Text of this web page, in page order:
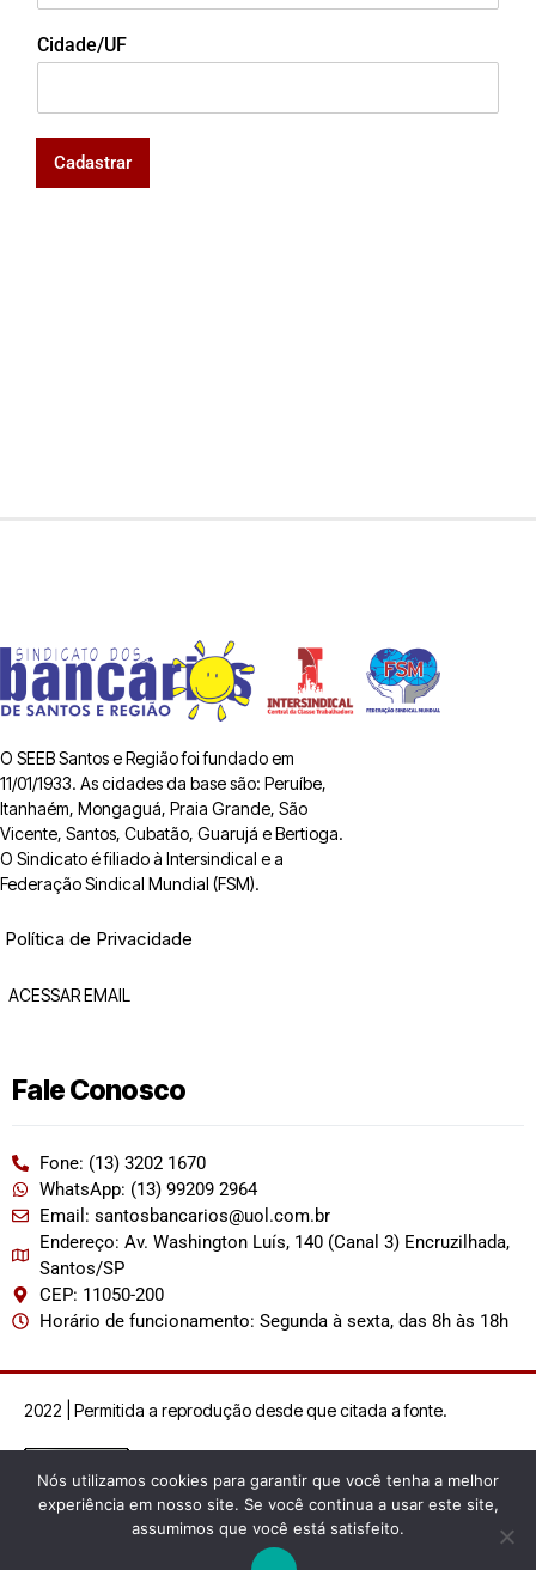
Cidade/UF
Cadastrar
O SEEB Santos e Região foi fundado em
11/01/1933. As cidades da base são: Peruíbe,
Itanhaém, Mongaguá, Praia Grande, São
Vicente, Santos, Cubatão, Guarujá e Bertioga.
O Sindicato é filiado à Intersindical e a
Federação Sindical Mundial (FSM).
Política de Privacidade
ACESSAR EMAIL
Fale Conosco
Fone: (13) 3202 1670
WhatsApp: (13) 99209 2964
Email: santosbancarios@uol.com.br
Endereço: Av. Washington Luís, 140 (Canal 3) Encruzilhada,
Santos/SP
CEP: 11050-200
Horário de funcionamento: Segunda à sexta, das 8h às 18h
2022 | Permitida a reprodução desde que citada a fonte.
Nós utilizamos cookies para garantir que você tenha a melhor
experiência em nosso site. Se você continua a usar este site,
assumimos que você está satisfeito.